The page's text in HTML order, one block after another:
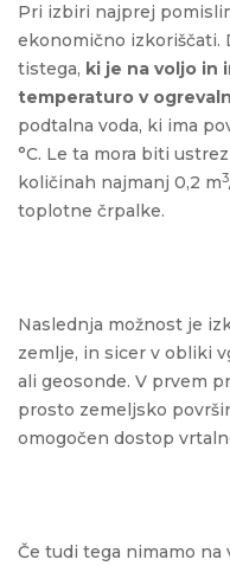
Pri izbiri najprej
ekonomično izkoriščati.
tistega, ki je na voljo in
temperaturo v
podtalna voda, ki ima
°C. Le ta mora biti
količinah najmanj 0,2 m3
toplotne črpalke.
Naslednja možnost je
zemlje, in sicer v obliki
ali geosonde. V prvem
prosto zemeljsko
omogočen dostop
Če tudi tega nimamo na